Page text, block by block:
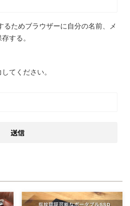
るためブラウザーに自分の名前、メ
する。
てください。